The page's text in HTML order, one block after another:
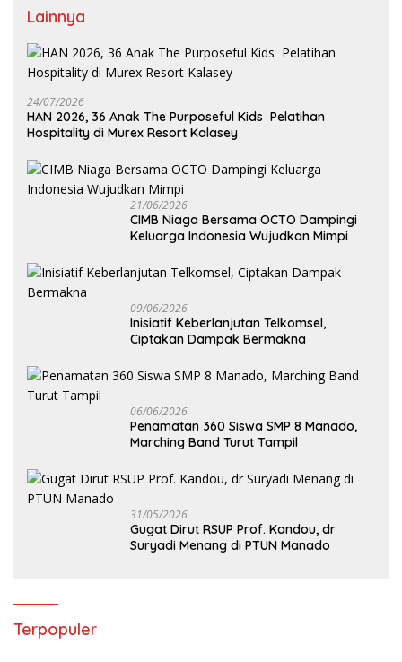
Lainnya
24/07/2026
HAN 2026, 36 Anak The Purposeful Kids Pelatihan
Hospitality di Murex Resort Kalasey
21/06/2026
CIMB Niaga Bersama OCTO Dampingi
Keluarga Indonesia Wujudkan Mimpi
09/06/2026
Inisiatif Keberlanjutan Telkomsel,
Ciptakan Dampak Bermakna
06/06/2026
Penamatan 360 Siswa SMP 8 Manado,
Marching Band Turut Tampil
31/05/2026
Gugat Dirut RSUP Prof. Kandou, dr
Suryadi Menang di PTUN Manado
Terpopuler